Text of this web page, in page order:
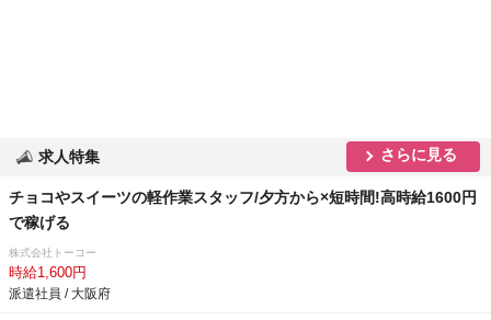
求人特集 さらに見る
チョコやスイーツの軽作業スタッフ/夕方から×短時間!高時給1600円
で稼げる
株式会社トーコー
時給1,600円
派遣社員 / 大阪府